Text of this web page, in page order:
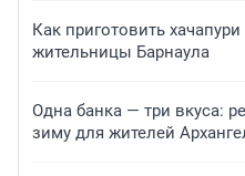
Как приготовить
жительницы Барнаула
Одна банка — три вкуса:
зиму для жителей